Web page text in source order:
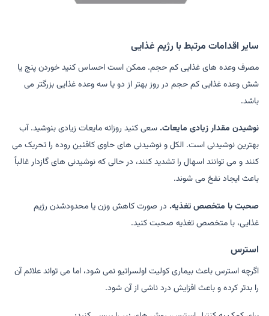
سایر اقدامات مرتبط با رژیم غذایی
مصرف وعده های غذایی کم حجم. ممکن است احساس کنید خوردن پنج یا
شش وعده غذایی کم حجم در روز بهتر از دو یا سه وعده غذایی بزرگتر می
باشد.
نوشیدن مقدار زیادی مایعات. سعی کنید روزانه مایعات زیادی بنوشید. آب
بهترین نوشیدنی است. الکل و نوشیدنی های حاوی کافئین روده را تحریک می
کنند و می توانند اسهال را تشدید کنند، در حالی که نوشیدنی های گازدار غالباً
باعث ایجاد نفخ می شوند.
صحبت با متخصص تغذیه. در صورت کاهش وزن یا محدودشدن رژیم
غذایی، با متخصص تغذیه صحبت کنید.
استرس
اگرچه استرس باعث بیماری کولیت اولسراتیو نمی شود، اما می تواند علائم آن
را بدتر کرده و باعث افزایش درد ناشی از آن شود.